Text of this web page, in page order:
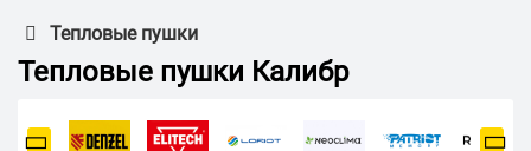
Тепловые пушки
Тепловые пушки Калибр